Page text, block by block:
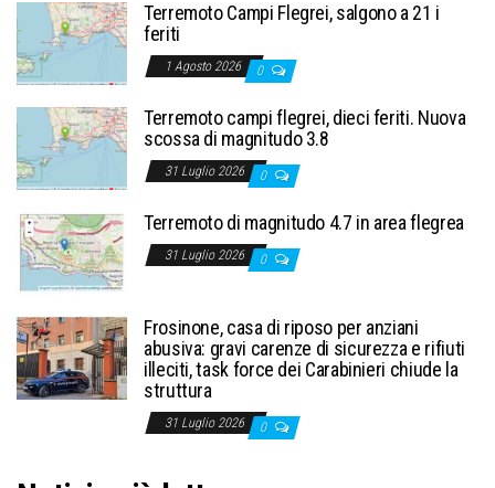
Terremoto Campi Flegrei, salgono a 21 i
feriti
1 Agosto 2026 0
Terremoto campi flegrei, dieci feriti. Nuova
scossa di magnitudo 3.8
31 Luglio 2026 0
Terremoto di magnitudo 4.7 in area flegrea
31 Luglio 2026 0
Frosinone, casa di riposo per anziani
abusiva: gravi carenze di sicurezza e rifiuti
illeciti, task force dei Carabinieri chiude la
struttura
31 Luglio 2026 0